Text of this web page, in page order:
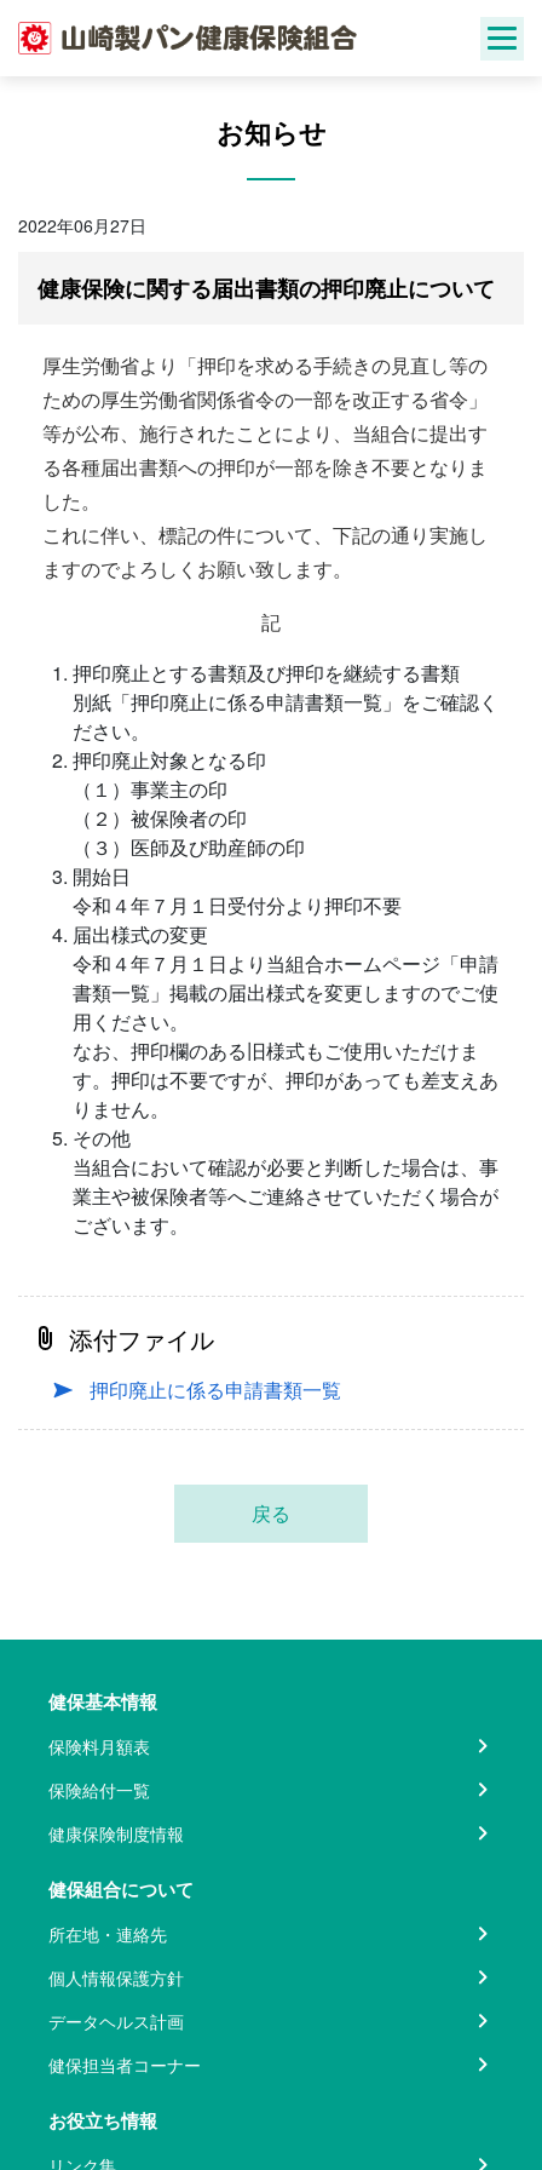
お知らせ
2022年06月27日
健康保険に関する届出書類の押印廃止について
厚生労働省より「押印を求める手続きの見直し等の
ための厚生労働省関係省令の一部を改正する省令」
等が公布、施行されたことにより、当組合に提出す
る各種届出書類への押印が一部を除き不要となりま
した。
これに伴い、標記の件について、下記の通り実施し
ますのでよろしくお願い致します。
記
押印廃止とする書類及び押印を継続する書類
別紙「押印廃止に係る申請書類一覧」をご確認く
ださい。
押印廃止対象となる印
（１）事業主の印
（２）被保険者の印
（３）医師及び助産師の印
開始日
令和４年７月１日受付分より押印不要
届出様式の変更
令和４年７月１日より当組合ホームページ「申請
書類一覧」掲載の届出様式を変更しますのでご使
用ください。
なお、押印欄のある旧様式もご使用いただけま
す。押印は不要ですが、押印があっても差支えあ
りません。
その他
当組合において確認が必要と判断した場合は、事
業主や被保険者等へご連絡させていただく場合が
ございます。
添付ファイル
押印廃止に係る申請書類一覧
戻る
健保基本情報
保険料月額表
保険給付一覧
健康保険制度情報
健保組合について
所在地・連絡先
個人情報保護方針
データヘルス計画
健保担当者コーナー
お役立ち情報
リンク集